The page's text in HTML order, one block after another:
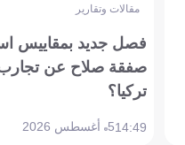
مقالات وتقارير
فصل جديد بمقاييس
صفقة صلاح عن
تركيا؟
14:495 أغسطس 2026